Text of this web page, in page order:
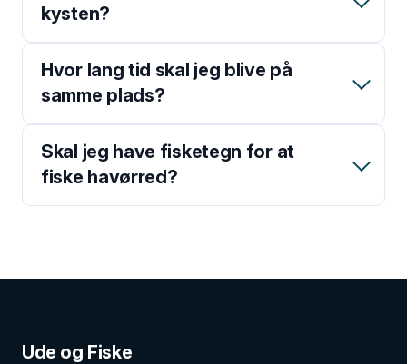
kysten?
Hvor lang tid skal jeg blive på
samme plads?
Skal jeg have fisketegn for at
fiske havørred?
Ude og Fiske